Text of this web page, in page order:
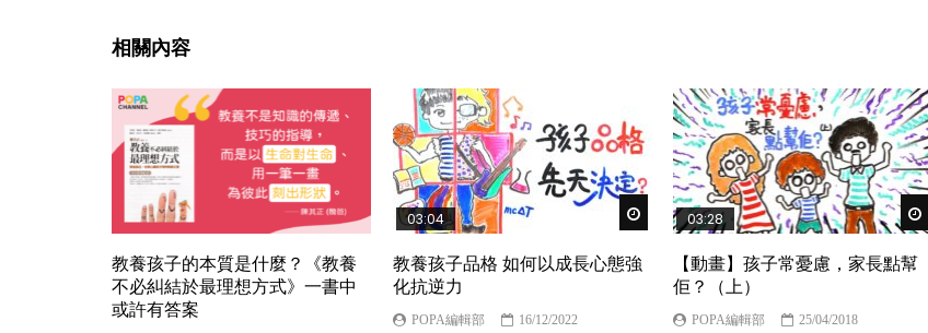
相關內容
教養孩子的本質是什麼？《教養
不必糾結於最理想方式》一書中
或許有答案
Watch Later
03:04
教養孩子品格 如何以成長心態強
化抗逆力
POPA編輯部
16/12/2022
03:28
【動畫】孩子常憂慮，家長點幫
佢？（上）
POPA編輯部
25/04/2018